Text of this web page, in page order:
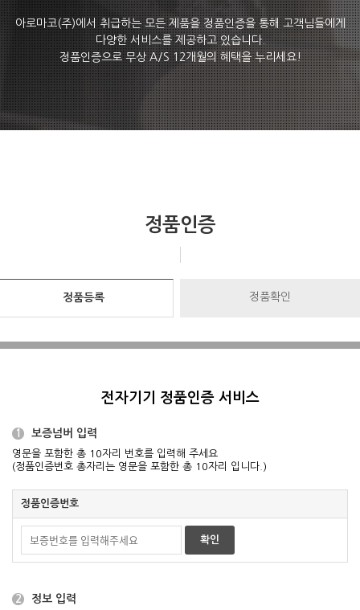
아로마코(주)에서 취급하는 모든 제품을 정품인증을 통해 고객님들에게
다양한 서비스를 제공하고 있습니다.
정품인증으로 무상 A/S 12개월의 혜택을 누리세요!
정품인증
정품등록 정품확인
전자기기 정품인증 서비스
1 보증넘버 입력
영문을 포함한 총 10자리 번호를 입력해 주세요
(정품인증번호 총자리는 영문을 포함한 총 10자리 입니다.)
정품인증번호
확인
2 정보 입력